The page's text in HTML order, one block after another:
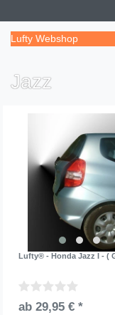
Lufty Webshop
Jazz
Lufty® - Honda Jazz I - (
ab 29,95 € *